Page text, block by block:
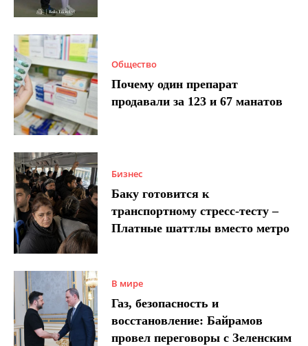
Общество
Почему один препарат
продавали за 123 и 67 манатов
Бизнес
Баку готовится к
транспортному стресс-тесту –
Платные шаттлы вместо метро
В мире
Газ, безопасность и
восстановление: Байрамов
провел переговоры с Зеленским